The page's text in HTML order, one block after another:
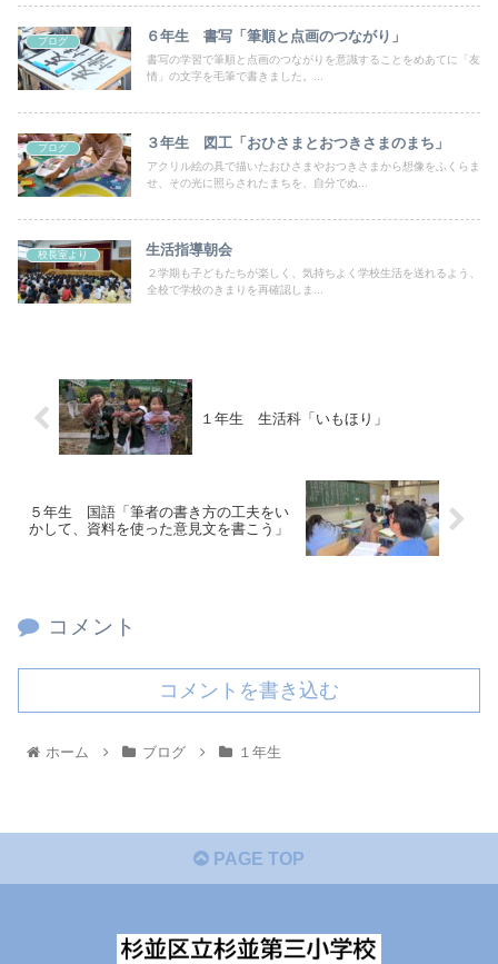
ブログ ６年生 書写「筆順と点画のつながり」
書写の学習で筆順と点画のつながりを意識することをめあてに「友
情」の文字を毛筆で書きました。...
ブログ ３年生 図工「おひさまとおつきさまのまち」
アクリル絵の具で描いたおひさまやおつきさまから想像をふくらま
せ、その光に照らされたまちを、自分でぬ...
校長室より 生活指導朝会
２学期も子どもたちが楽しく、気持ちよく学校生活を送れるよう、
全校で学校のきまりを再確認しま...
１年生 生活科「いもほり」
５年生 国語「筆者の書き方の工夫をい
かして、資料を使った意見文を書こう」
コメント
コメントを書き込む
ホーム ブログ １年生
PAGE TOP